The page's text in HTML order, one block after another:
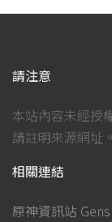
請注意
本站內容未經授
請註明來源網址。
相關連結
原神資訊站